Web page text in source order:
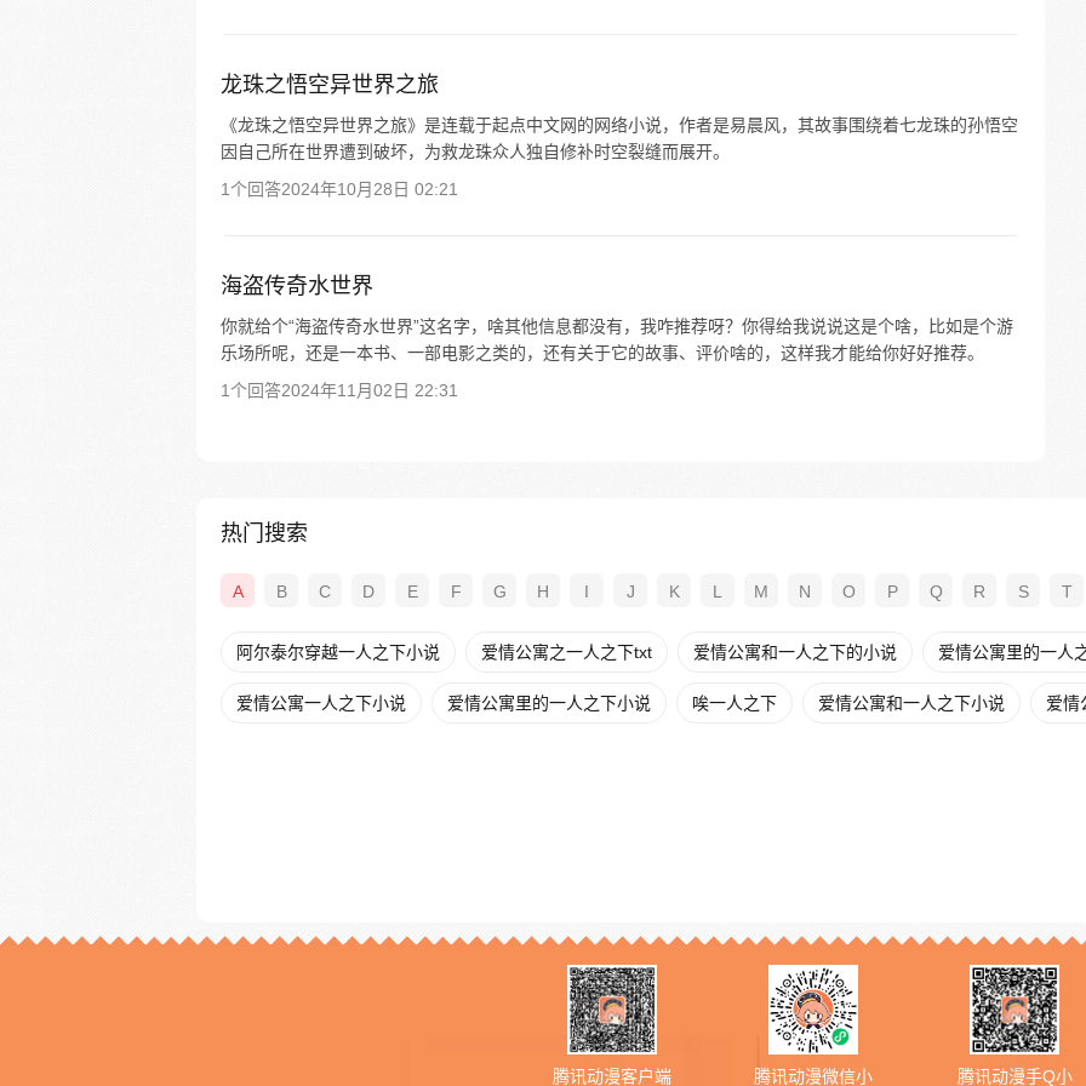
龙珠之悟空异世界之旅
《龙珠之悟空异世界之旅》是连载于起点中文网的网络小说，作者是易晨风，其故事围绕着七龙珠的孙悟空
因自己所在世界遭到破坏，为救龙珠众人独自修补时空裂缝而展开。
1个回答2024年10月28日 02:21
海盗传奇水世界
你就给个“海盗传奇水世界”这名字，啥其他信息都没有，我咋推荐呀？你得给我说说这是个啥，比如是个游
乐场所呢，还是一本书、一部电影之类的，还有关于它的故事、评价啥的，这样我才能给你好好推荐。
1个回答2024年11月02日 22:31
热门搜索
A B C D E F G H I J K L M N O P Q R S T
阿尔泰尔穿越一人之下小说 爱情公寓之一人之下txt 爱情公寓和一人之下的小说 爱情公寓里的一人
爱情公寓一人之下小说 爱情公寓里的一人之下小说 唉一人之下 爱情公寓和一人之下小说 爱情
腾讯动漫客户端 腾讯动漫微信小 腾讯动漫手Q小